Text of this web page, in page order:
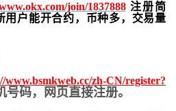
join/1837888注册简
户能开合约， 币种多，交易量
www.bsmkweb.cc/zh-CN/register?
号码，网页直接注册。